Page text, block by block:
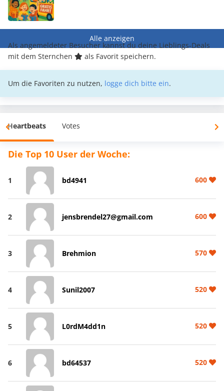
Alle anzeigen
Als angemeldeter Besucher kannst du deine Lieblings-Deals
mit dem Sternchen
als Favorit speichern.
Um die Favoriten zu nutzen, logge dich bitte ein.
Heartbeats Votes
Die Top 10 User der Woche:
1 bd4941 600
2 jensbrendel27@gmail.com 600
3 Brehmion 570
4 Sunil2007 520
5 L0rdM4dd1n 520
6 bd64537 520